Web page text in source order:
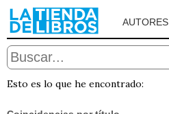
AUTORES
Esto es lo que he encontrado: